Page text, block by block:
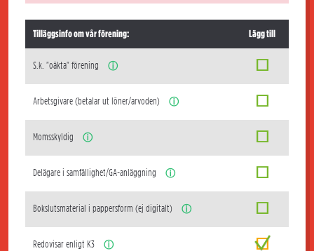
Tilläggsinfo om vår förening: Lägg till
S.k. "oäkta" förening ⓘ
Arbetsgivare (betalar ut löner/arvoden) ⓘ
Momsskyldig ⓘ
Delägare i samfällighet/GA-anläggning ⓘ
Bokslutsmaterial i pappersform (ej digitalt) ⓘ
Redovisar enligt K3 ⓘ